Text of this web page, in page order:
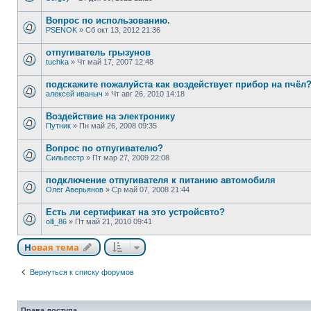
Вопрос по использованию.
PSENOK » Сб окт 13, 2012 21:36
отпугиватель грызунов
tuchka » Чт май 17, 2007 12:48
подскажите пожалуйста как воздействует прибор на пчёл?
алексей иваныч » Чт авг 26, 2010 14:18
Воздействие на электронику
Путник » Пн май 26, 2008 09:35
Вопрос по отпугивателю?
Сильвестр » Пт мар 27, 2009 22:08
подключение отпугивателя к питанию автомобиля
Олег Аверьянов » Ср май 07, 2008 21:44
Есть ли сертификат на это устройсвто?
olli_86 » Пт май 21, 2010 09:41
Новая тема
Вернуться к списку форумов